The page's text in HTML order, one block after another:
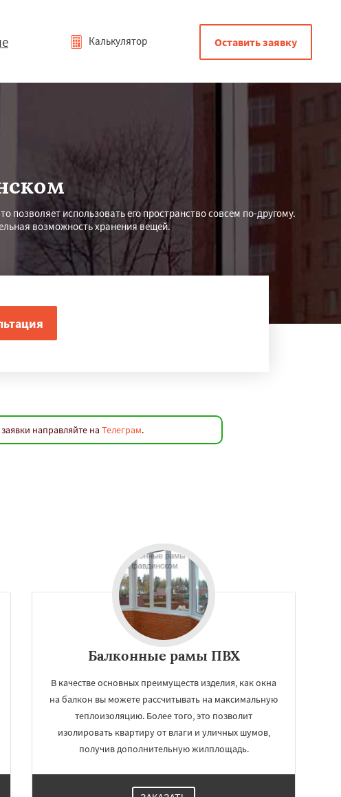
Калькулятор Оставить заявку
использовать его пространство совсем по-другому.
возможность хранения вещей.
направляйте на Телеграм.
Балконные рамы ПВХ
В качестве основных преимуществ изделия, как окна
на балкон вы можете рассчитывать на максимальную
теплоизоляцию. Более того, это позволит
изолировать квартиру от влаги и уличных шумов,
получив дополнительную жилплощадь.